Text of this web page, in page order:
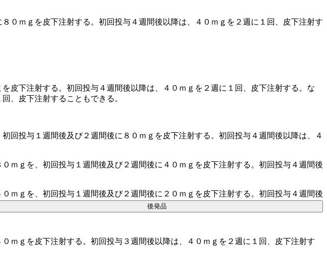
０ｍｇを皮下注射する。初回投与４週間後以降は、４０ｍｇを２週に１回、皮下注射す
皮下注射する。初回投与４週間後以降は、４０ｍｇを２週に１回、皮下注射する。な
、皮下注射することもできる。
回投与１週間後及び２週間後に８０ｍｇを皮下注射する。初回投与４週間後以降は、４
ｍｇを、初回投与１週間後及び２週間後に４０ｍｇを皮下注射する。初回投与４週間後
ｍｇを、初回投与１週間後及び２週間後に２０ｍｇを皮下注射する。初回投与４週間後
ｍｇを皮下注射する。初回投与３週間後以降は、４０ｍｇを２週に１回、皮下注射す
後発品